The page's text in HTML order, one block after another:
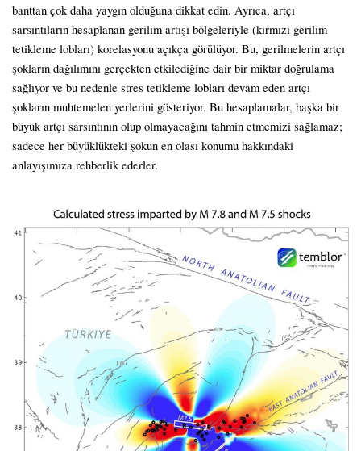
banttan çok daha yaygın olduğuna dikkat edin. Ayrıca, artçı
sarsıntıların hesaplanan gerilim artışı bölgeleriyle (kırmızı gerilim
tetikleme lobları) korelasyonu açıkça görülüyor. Bu, gerilmelerin artçı
şokların dağılımını gerçekten etkilediğine dair bir miktar doğrulama
sağlıyor ve bu nedenle stres tetikleme lobları devam eden artçı
şokların muhtemelen yerlerini gösteriyor. Bu hesaplamalar, başka bir
büyük artçı sarsıntının olup olmayacağını tahmin etmemizi sağlamaz;
sadece her büyüklükteki şokun en olası konumu hakkındaki
anlayışımıza rehberlik ederler.